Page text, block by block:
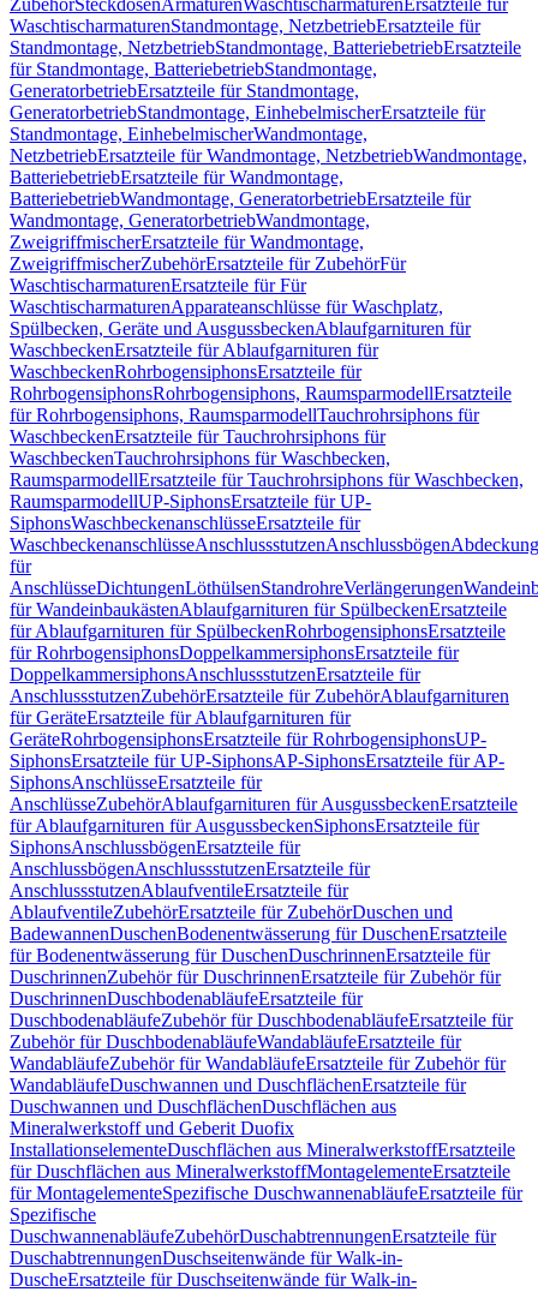
ZubehörSteckdosenArmaturenWaschtischarmaturen Ersatzteile für
WaschtischarmaturenStandmontage, NetzbetriebErsatzteile für
Standmontage, NetzbetriebStandmontage, BatteriebetriebErsatzteile
für Standmontage, BatteriebetriebStandmontage,
GeneratorbetriebErsatzteile für Standmontage,
GeneratorbetriebStandmontage, EinhebelmischerErsatzteile für
Standmontage, EinhebelmischerWandmontage,
NetzbetriebErsatzteile für Wandmontage, NetzbetriebWandmontage,
BatteriebetriebErsatzteile für Wandmontage,
BatteriebetriebWandmontage, GeneratorbetriebErsatzteile für
Wandmontage, GeneratorbetriebWandmontage,
ZweigriffmischerErsatzteile für Wandmontage,
ZweigriffmischerZubehörErsatzteile für ZubehörFür
WaschtischarmaturenErsatzteile für Für
WaschtischarmaturenApparateanschlüsse für Waschplatz,
Spülbecken, Geräte und AusgussbeckenAblaufgarnituren für
WaschbeckenErsatzteile für Ablaufgarnituren für
WaschbeckenRohrbogensiphonsErsatzteile für
RohrbogensiphonsRohrbogensiphons, RaumsparmodellErsatzteile
für Rohrbogensiphons, RaumsparmodellTauchrohrsiphons für
WaschbeckenErsatzteile für Tauchrohrsiphons für
WaschbeckenTauchrohrsiphons für Waschbecken,
RaumsparmodellErsatzteile für Tauchrohrsiphons für Waschbecken,
RaumsparmodellUP-SiphonsErsatzteile für UP-
SiphonsWaschbeckenanschlüsseErsatzteile für
WaschbeckenanschlüsseAnschlussstutzenAnschlussbögen
für
AnschlüsseDichtungenLöthülsenStandrohreVerlängerungen
für WandeinbaukästenAblaufgarnituren für SpülbeckenErsatzteile
für Ablaufgarnituren für SpülbeckenRohrbogensiphonsErsatzteile
für RohrbogensiphonsDoppelkammersiphonsErsatzteile für
DoppelkammersiphonsAnschlussstutzenErsatzteile für
AnschlussstutzenZubehörErsatzteile für ZubehörAblaufgarnituren
für GeräteErsatzteile für Ablaufgarnituren für
GeräteRohrbogensiphonsErsatzteile für RohrbogensiphonsUP-
SiphonsErsatzteile für UP-SiphonsAP-SiphonsErsatzteile für AP-
SiphonsAnschlüsseErsatzteile für
AnschlüsseZubehörAblaufgarnituren für AusgussbeckenErsatzteile
für Ablaufgarnituren für AusgussbeckenSiphonsErsatzteile für
SiphonsAnschlussbögenErsatzteile für
AnschlussbögenAnschlussstutzenErsatzteile für
AnschlussstutzenAblaufventileErsatzteile für
AblaufventileZubehörErsatzteile für ZubehörDuschen und
BadewannenDuschenBodenentwässerung für DuschenErsatzteile
für Bodenentwässerung für DuschenDuschrinnenErsatzteile für
DuschrinnenZubehör für DuschrinnenErsatzteile für Zubehör für
DuschrinnenDuschbodenabläufeErsatzteile für
DuschbodenabläufeZubehör für DuschbodenabläufeErsatzteile für
Zubehör für DuschbodenabläufeWandabläufeErsatzteile für
WandabläufeZubehör für WandabläufeErsatzteile für Zubehör für
WandabläufeDuschwannen und DuschflächenErsatzteile für
Duschwannen und DuschflächenDuschflächen aus
Mineralwerkstoff und Geberit Duofix
InstallationselementeDuschflächen aus MineralwerkstoffErsatzteile
für Duschflächen aus MineralwerkstoffMontagelementeErsatzteile
für MontagelementeSpezifische DuschwannenabläufeErsatzteile für
Spezifische
DuschwannenabläufeZubehörDuschabtrennungenErsatzteile für
DuschabtrennungenDuschseitenwände für Walk-in-
DuscheErsatzteile für Duschseitenwände für Walk-in-